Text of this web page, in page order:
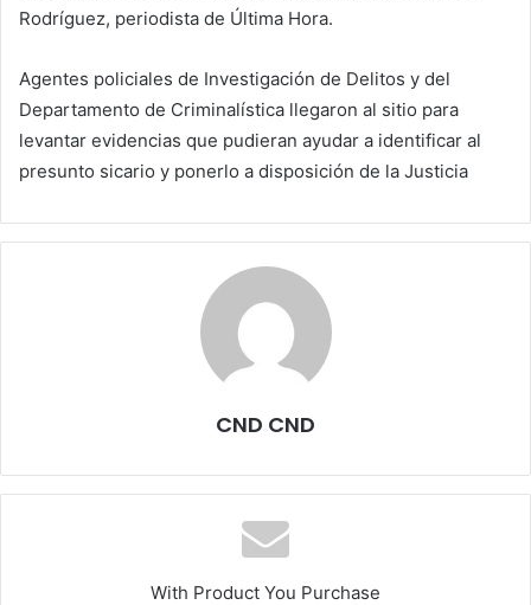
Rodríguez, periodista de Última Hora.
Agentes policiales de Investigación de Delitos y del
Departamento de Criminalística llegaron al sitio para
levantar evidencias que pudieran ayudar a identificar al
presunto sicario y ponerlo a disposición de la Justicia
CND CND
With Product You Purchase